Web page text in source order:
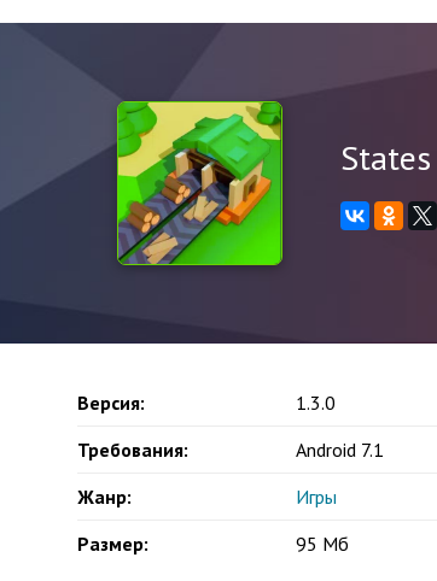
Версия:
1.3.0
Требования:
Android 7.1
Жанр:
Игры
Размер:
95 Мб